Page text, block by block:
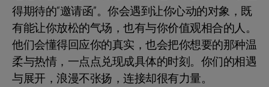
得期待的“邀请函”。你会遇到让你心动的对象，既
有能让你放松的气场，也有与你价值观相合的人。
他们会懂得回应你的真实，也会把你想要的那种温
柔与热情，一点点兑现成具体的时刻。你们的相遇
与展开，浪漫不张扬，连接却很有力量。